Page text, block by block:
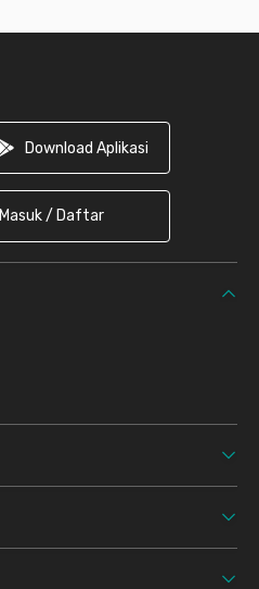
Download Aplikasi
Masuk / Daftar